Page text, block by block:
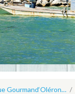
Gourmand‘Oléron…